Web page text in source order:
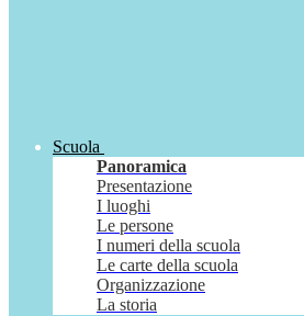
Scuola
Panoramica
Presentazione
I luoghi
Le persone
I numeri della scuola
Le carte della scuola
Organizzazione
La storia